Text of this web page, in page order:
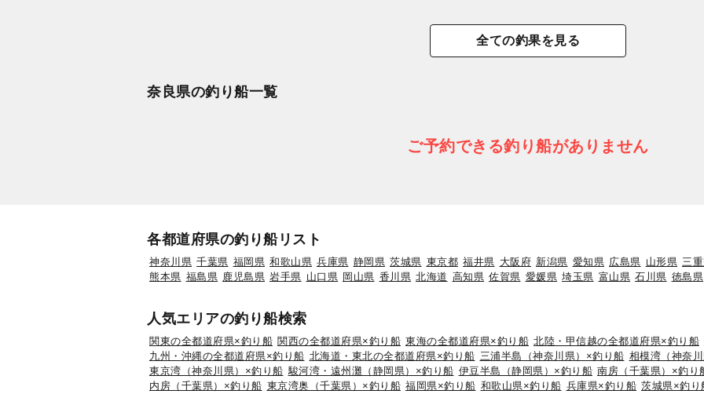
全ての釣果を見る
奈良県の釣り船一覧
ご予約できる釣り船がありません
各都道府県の釣り船リスト
神奈川県 千葉県 福岡県 和歌山県 兵庫県 静岡県 茨城県 東京都 福井県 大阪府 新潟県 愛知県 広島県 山形県 三
熊本県 福島県 鹿児島県 岩手県 山口県 岡山県 香川県 北海道 高知県 佐賀県 愛媛県 埼玉県 富山県 石川県 徳島県
人気エリアの釣り船検索
関東の全都道府県×釣り船 関西の全都道府県×釣り船 東海の全都道府県×釣り船 北陸・甲信越の全都道府県×釣り船
九州・沖縄の全都道府県×釣り船 北海道・東北の全都道府県×釣り船 三浦半島（神奈川県）×釣り船 相模湾（神奈
東京湾（神奈川県）×釣り船 駿河湾・遠州灘（静岡県）×釣り船 伊豆半島（静岡県）×釣り船 南房（千葉県）×釣り
内房（千葉県）×釣り船 東京湾奥（千葉県）×釣り船 福岡県×釣り船 和歌山県×釣り船 兵庫県×釣り船 茨城県×釣り